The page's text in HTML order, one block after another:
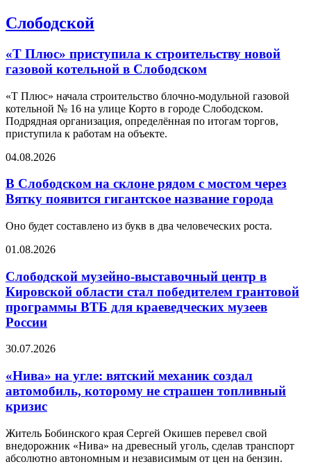
Слободской
«Т Плюс» приступила к строительству новой
газовой котельной в Слободском
«Т Плюс» начала строительство блочно-модульной газовой
котельной № 16 на улице Корто в городе Слободском.
Подрядная организация, определённая по итогам торгов,
приступила к работам на объекте.
04.08.2026
В Слободском на склоне рядом с мостом через
Вятку появится гигантское название города
Оно будет составлено из букв в два человеческих роста.
01.08.2026
Слободской музейно-выставочный центр в
Кировской области стал победителем грантовой
программы ВТБ для краеведческих музеев
России
30.07.2026
«Нива» на угле: вятский механик создал
автомобиль, которому не страшен топливный
кризис
Житель Бобинского края Сергей Окишев перевел свой
внедорожник «Нива» на древесный уголь, сделав транспорт
абсолютно автономным и независимым от цен на бензин.